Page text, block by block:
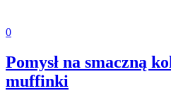
0
Pomysł na smaczną
muffinki